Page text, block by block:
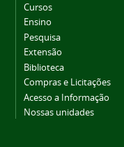
Cursos
Ensino
Pesquisa
Extensão
Biblioteca
Compras e Licitações
Acesso a Informação
Nossas unidades